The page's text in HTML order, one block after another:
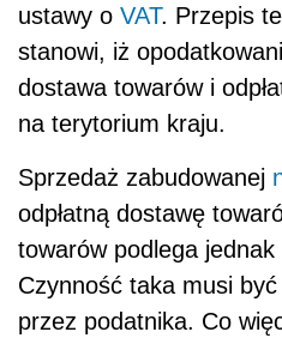
ustawy o VAT. Przepis
stanowi, iż
dostawa towarów i
na terytorium kraju.
Sprzedaż zabudowanej
odpłatną dostawę
towarów podlega
Czynność taka musi
przez podatnika. Co